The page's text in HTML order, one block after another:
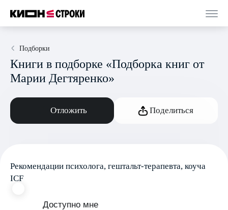
Подборки
Книги в подборке «Подборка книг от
Марии Дегтяренко»
Отложить Поделиться
Рекомендации психолога, гештальт-терапевта, коуча
ICF
Доступно мне